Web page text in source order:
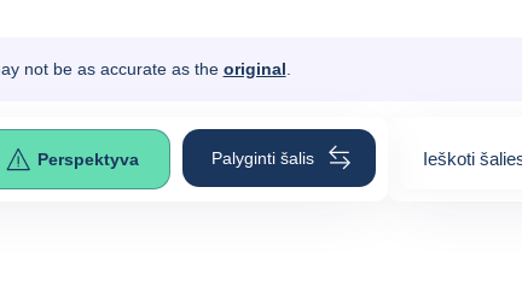
not be as accurate as the original
Perspektyva Palyginti šalis Ieškoti